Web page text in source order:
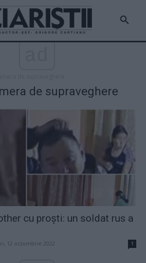
de supraveghere
cu proști: un soldat rus a
12 octombrie 2022 1